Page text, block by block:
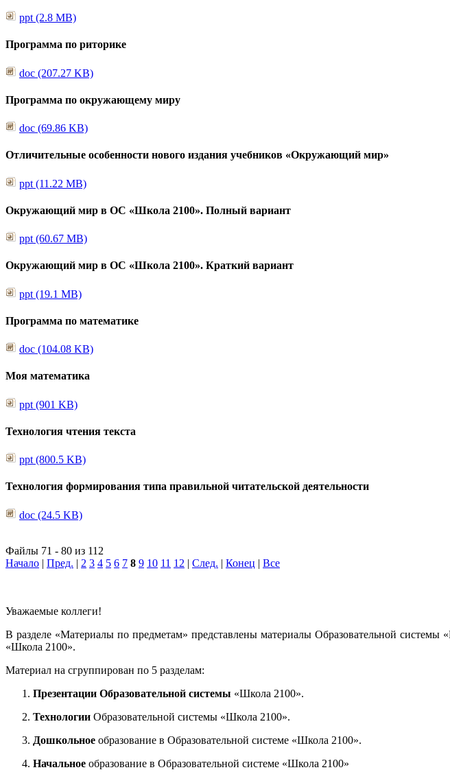
ppt (2.8 MB)
Программа по риторике
doc (207.27 KB)
Программа по окружающему миру
doc (69.86 KB)
Отличительные особенности нового издания учебников «Окружающий мир»
ppt (11.22 MB)
Окружающий мир в ОС «Школа 2100». Полный вариант
ppt (60.67 MB)
Окружающий мир в ОС «Школа 2100». Краткий вариант
ppt (19.1 MB)
Программа по математике
doc (104.08 KB)
Моя математика
ppt (901 KB)
Технология чтения текста
ppt (800.5 KB)
Технология формирования типа правильной читательской деятельности
doc (24.5 KB)
Файлы 71 - 80 из 112
Начало | Пред. | 2 3 4 5 6 7 8 9 10 11 12 | След. | Конец | Все
Уважаемые коллеги!
В разделе «Материалы по предметам» представлены материалы Образовательной
«Школа 2100».
Материал на сгруппирован по 5 разделам:
Презентации Образовательной системы «Школа 2100».
Технологии Образовательной системы «Школа 2100».
Дошкольное образование в Образовательной системе «Школа 2100».
Начальное образование в Образовательной системе «Школа 2100»